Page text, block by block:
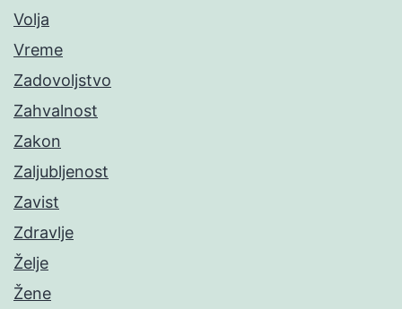
Volja
Vreme
Zadovoljstvo
Zahvalnost
Zakon
Zaljubljenost
Zavist
Zdravlje
Želje
Žene